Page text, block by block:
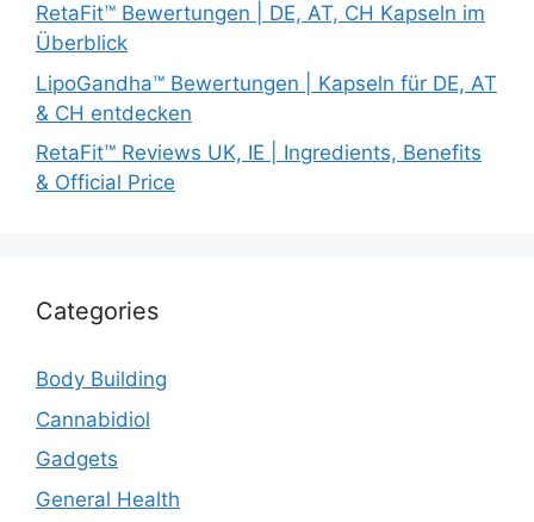
RetaFit™ Bewertungen | DE, AT, CH Kapseln im
Überblick
LipoGandha™ Bewertungen | Kapseln für DE, AT
& CH entdecken
RetaFit™ Reviews UK, IE | Ingredients, Benefits
& Official Price
Categories
Body Building
Cannabidiol
Gadgets
General Health